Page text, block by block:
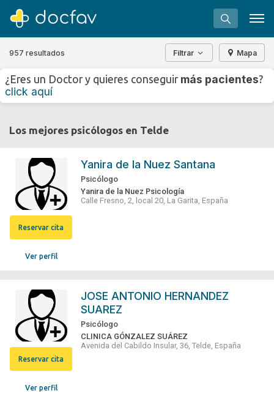
Software para clínicas
¿Eres un doctor?
957 resultados Filtrar Mapa
¿Eres un Doctor y quieres conseguir más pacientes?
click aquí
Los mejores psicólogos en Telde
Ver perfil
Reservar cita
Yanira de la Nuez Santana
Psicólogo
Yanira de la Nuez Psicología
Calle Fresno, 2, local 20, La Garita, España
Ver perfil
Reservar cita
JOSE ANTONIO HERNANDEZ
SUAREZ
Psicólogo
CLINICA GÓNZALEZ SUÁREZ
Avenida del Cabildo Insular, 36, Telde, España
+ −
⇧
»
©OpenStreetMapcontributors.